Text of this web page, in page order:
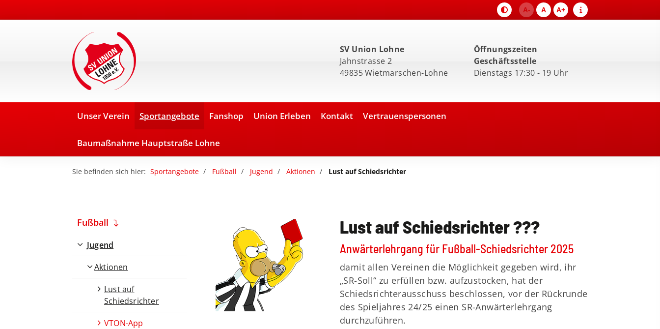
A- A A+
SV Union Lohne
Jahnstrasse 2
49835 Wietmarschen-Lohne
Öffnungszeiten
Geschäftsstelle
Dienstags 17:30 - 19 Uhr
Unser Verein Sportangebote Fanshop Union Erleben Kontakt Vertrauenspersonen
Baumaßnahme Hauptstraße Lohne
Sie befinden sich hier: Sportangebote Fußball Jugend Aktionen Lust auf Schiedsrichter
Lust auf Schiedsrichter ???
Anwärterlehrgang für Fußball-Schiedsrichter 2025
damit allen Vereinen die Möglichkeit gegeben wird, ihr
„SR-Soll“ zu erfüllen bzw. aufzustocken, hat der
Schiedsrichterausschuss beschlossen, vor der Rückrunde
des Spieljahres 24/25 einen SR-Anwärterlehrgang
durchzuführen.
Fußball
Jugend
Aktionen
Lust auf
Schiedsrichter
VTON-App